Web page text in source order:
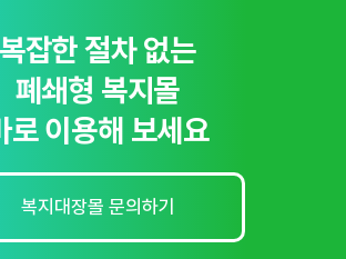
복잡한 절차 없는
폐쇄형 복지몰
로 이용해 보세요
복지대장몰 문의하기